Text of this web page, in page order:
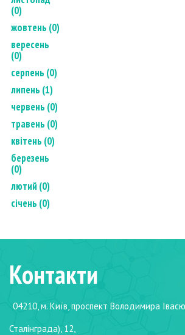
(0)
жовтень (0)
вересень
(0)
серпень (0)
липень (1)
червень (0)
травень (0)
квітень (0)
березень
(0)
лютий (0)
січень (0)
Контакти
04210, м. Київ, проспект Володимира
Сталінграда), 12,